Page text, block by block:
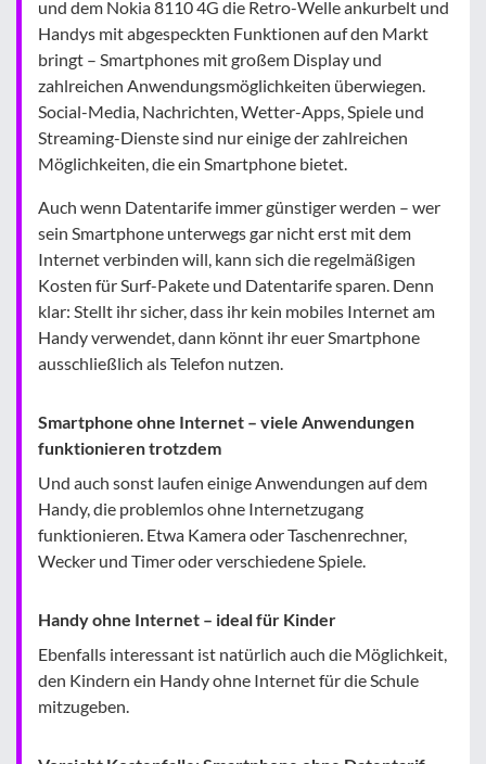
und dem Nokia 8110 4G die Retro-Welle ankurbelt und
Handys mit abgespeckten Funktionen auf den Markt
bringt – Smartphones mit großem Display und
zahlreichen Anwendungsmöglichkeiten überwiegen.
Social-Media, Nachrichten, Wetter-Apps, Spiele und
Streaming-Dienste sind nur einige der zahlreichen
Möglichkeiten, die ein Smartphone bietet.
Auch wenn Datentarife immer günstiger werden – wer
sein Smartphone unterwegs gar nicht erst mit dem
Internet verbinden will, kann sich die regelmäßigen
Kosten für Surf-Pakete und Datentarife sparen. Denn
klar: Stellt ihr sicher, dass ihr kein mobiles Internet am
Handy verwendet, dann könnt ihr euer Smartphone
ausschließlich als Telefon nutzen.
Smartphone ohne Internet – viele Anwendungen
funktionieren trotzdem
Und auch sonst laufen einige Anwendungen auf dem
Handy, die problemlos ohne Internetzugang
funktionieren. Etwa Kamera oder Taschenrechner,
Wecker und Timer oder verschiedene Spiele.
Handy ohne Internet – ideal für Kinder
Ebenfalls interessant ist natürlich auch die Möglichkeit,
den Kindern ein Handy ohne Internet für die Schule
mitzugeben.